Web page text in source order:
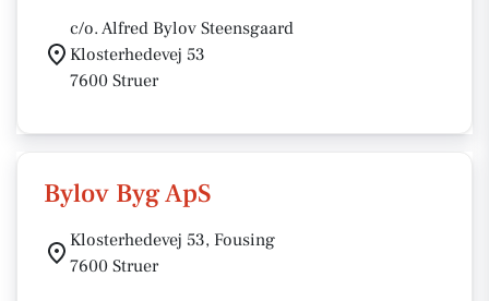
c/o. Alfred Bylov Steensgaard
Klosterhedevej 53
7600 Struer
Bylov Byg ApS
Klosterhedevej 53, Fousing
7600 Struer